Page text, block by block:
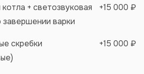
+ светозвуковая
завершении варки
+15 000 ₽
скребки
+15 000 ₽